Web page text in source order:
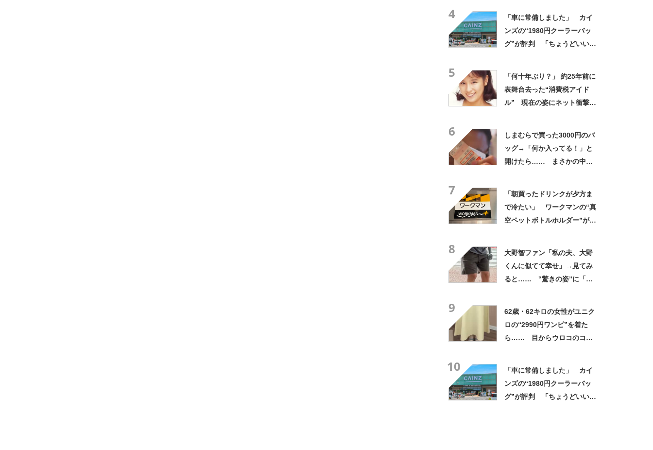
4
「車に常備しました」 カイ
ンズの“1980円クーラーバッ
グ”が評判 「ちょうどいい大
5
「何十年ぶり？」 約25年前に
表舞台去った“消費税アイド
ル” 現在の姿にネット衝撃
6
しまむらで買った3000円のバ
ッグ→「何か入ってる！」と
開けたら…… まさかの中身
7
「朝買ったドリンクが夕方ま
で冷たい」 ワークマンの“真
空ペットボトルホルダー”が大
8
大野智ファン「私の夫、大野
くんに似てて幸せ」→見てみ
ると…… ‟驚きの姿”に「最
9
62歳・62キロの女性がユニク
ロの“2990円ワンピ”を着た
ら…… 目からウロコのコー
10
「車に常備しました」 カイ
ンズの“1980円クーラーバッ
グ”が評判 「ちょうどいい大